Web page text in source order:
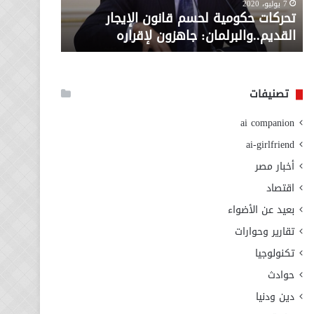
لإقراره
7 يوليو، 2020
تحركات حكومية لحسم قانون الإيجار
القديم..والبرلمان: جاهزون لإقراره
من
وزارة
الاجتماعي
تصنيفات
ai companion
ai-girlfriend
أخبار مصر
اقتصاد
بعيد عن الأضواء
تقارير وحوارات
تكنولوجيا
حوادث
دين ودنيا